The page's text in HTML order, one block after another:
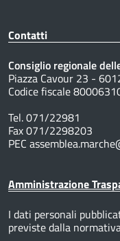
Contatti
Consiglio regionale
Piazza Cavour 23 -
Codice fiscale
Tel. 071/22981
Fax 071/2298203
PEC
Amministrazione
I dati personali
previste dalla